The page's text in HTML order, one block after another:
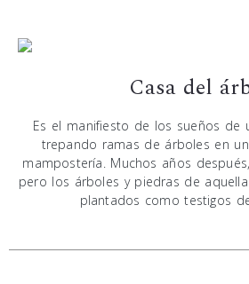
Casa del
Es el manifiesto de los sueños de
trepando ramas de árboles en
mampostería. Muchos años
pero los árboles y piedras de
plantados como testigos